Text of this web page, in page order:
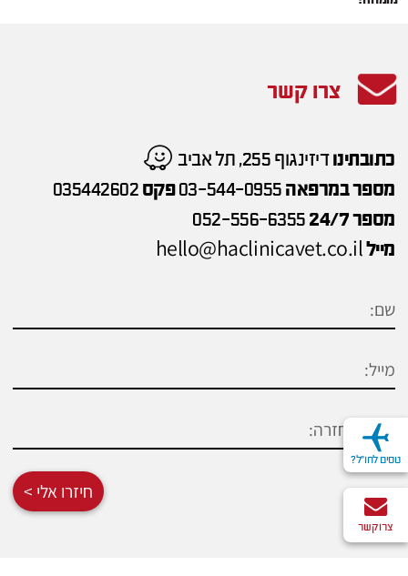
צרו קשר
כתובתינודיזינגוף 255, תל אביב
מספר במרפאה 03-544-0955פקס 035442602
מספר 24/7
052-556-6355
מיילhello@haclinicavet.co.il
חיזרו אלי >
טסים לחו"ל?
צרו קשר